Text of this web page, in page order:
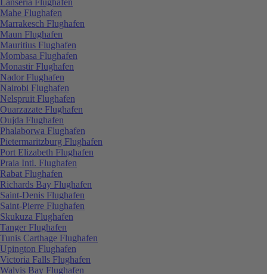
Mahe Flughafen
Marrakesch Flughafen
Maun Flughafen
Mauritius Flughafen
Mombasa Flughafen
Monastir Flughafen
Nador Flughafen
Nairobi Flughafen
Nelspruit Flughafen
Ouarzazate Flughafen
Oujda Flughafen
Phalaborwa Flughafen
Pietermaritzburg Flughafen
Port Elizabeth Flughafen
Praia Intl. Flughafen
Rabat Flughafen
Richards Bay Flughafen
Saint-Denis Flughafen
Saint-Pierre Flughafen
Skukuza Flughafen
Tanger Flughafen
Tunis Carthage Flughafen
Upington Flughafen
Victoria Falls Flughafen
Walvis Bay Flughafen